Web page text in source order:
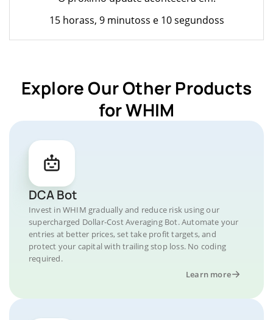
15 horass, 9 minutoss e 10 segundoss
Explore Our Other Products
for WHIM
DCA Bot
Invest in WHIM gradually and reduce risk using our
supercharged Dollar-Cost Averaging Bot. Automate your
entries at better prices, set take profit targets, and
protect your capital with trailing stop loss. No coding
required.
Learn more